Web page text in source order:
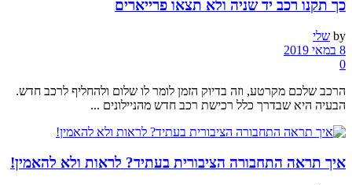
כך תקנו רכב יד שניה ולא תצאו פרייארים
by שלי
8 במאי 2019
0
הרכב שלכם מקרטע, וזה בדיוק הזמן לומר לו שלום ולהחליף לרכב חדש.
הבעיה היא שבדרך כלל רכישת רכב חדש מהניילונים ...
איך תראה התחבורה הציבורית בעתיד? לראות ולא להאמין!